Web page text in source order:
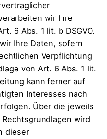
wir Ihre
6 Abs. 1 lit. b DSGVO.
Ihre Daten, sofern
Verpflichtung
von Art. 6 Abs. 1 lit.
kann ferner auf
Interesses nach
Über die jeweils
wird
dieser